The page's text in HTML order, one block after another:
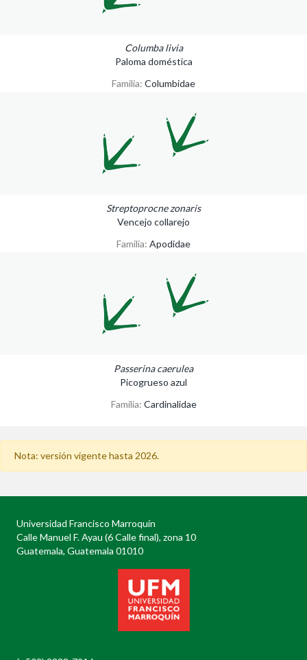
Columba livia
Paloma doméstica
Familia: Columbidae
Streptoprocne zonaris
Vencejo collarejo
Familia: Apodidae
Passerina caerulea
Picogrueso azul
Familia: Cardinalidae
Nota: versión vigente hasta 2026.
Universidad Francisco Marroquín
Calle Manuel F. Ayau (6 Calle final), zona 10
Guatemala, Guatemala 01010